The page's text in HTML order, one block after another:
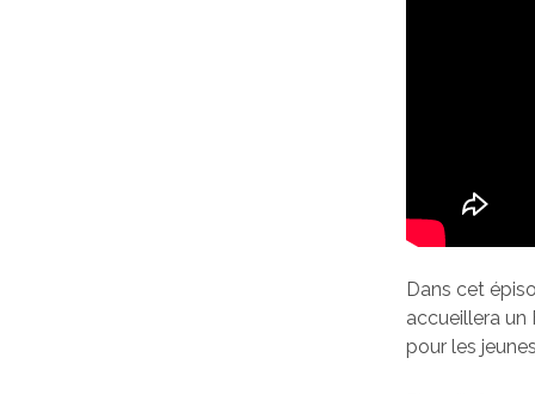
Dans cet
accueillera un
pour les